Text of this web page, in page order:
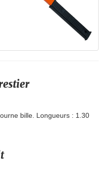
bille. Longueurs : 1.30